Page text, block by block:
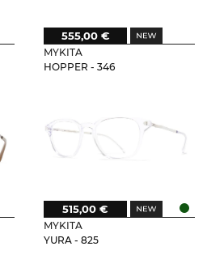
MYKITA
HOPPER - 346
555,00 €
MYKITA
YURA - 825
515,00 €